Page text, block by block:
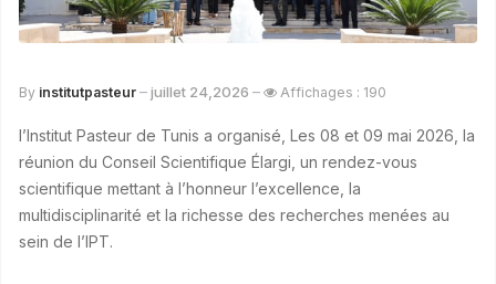
By institutpasteur juillet 24,2026 Affichages : 190
l’Institut Pasteur de Tunis a organisé, Les 08 et 09 mai 2026, la
réunion du Conseil Scientifique Élargi, un rendez-vous
scientifique mettant à l’honneur l’excellence, la
multidisciplinarité et la richesse des recherches menées au
sein de l’IPT.